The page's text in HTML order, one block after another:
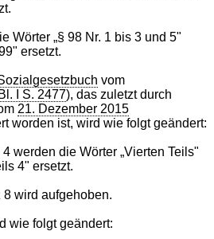
Wörter „§ 98 Nr. 1 bis 3 und 5"
ersetzt.
vom
I S. 2477), das zuletzt durch
21. Dezember 2015
worden ist, wird wie folgt geändert:
werden die Wörter „Vierten Teils"
4" ersetzt.
8 wird aufgehoben.
wie folgt geändert: